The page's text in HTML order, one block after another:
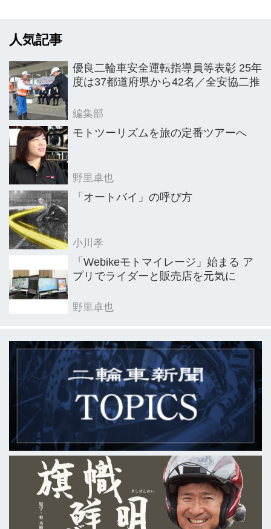
下旬、新型コロナウイルス感染拡大防
止対策を徹底した上で開催された。
人気記事
優良二輪車安全運転指導員等表彰 25年
度は37都道府県から42名／全安協二推
編集部
モトツーリズムを旅の定番ツアーへ
野里卓也
「オートバイ」の呼び方
小川孝
「Webikeモトマイレージ」始まる ア
プリでライダーと販売店を元気に
野里卓也